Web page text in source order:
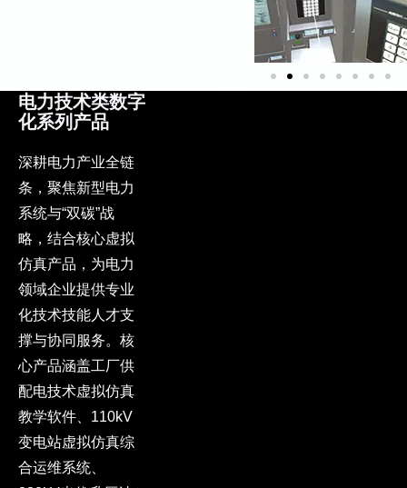
电力技术类数字
化系列产品
深耕电力产业全链
条，聚焦新型电力
系统与“双碳”战
略，结合核心虚拟
仿真产品，为电力
领域企业提供专业
化技术技能人才支
撑与协同服务。核
心产品涵盖工厂供
配电技术虚拟仿真
教学软件、110kV
变电站虚拟仿真综
合运维系统、